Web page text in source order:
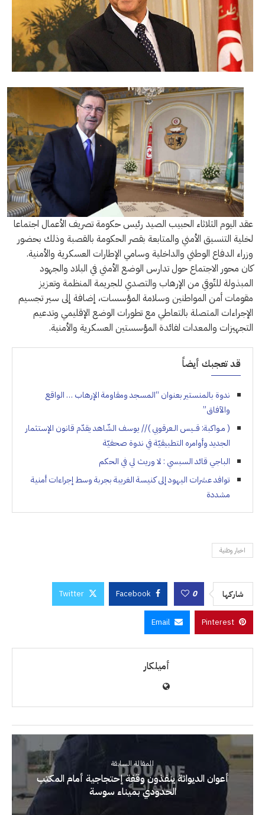
عقد اليوم الثلاثاء الحبيب الصيد رئيس حكومة تصريف الأعمال اجتماعا
لخلية التنسيق الأمني والمتابعة بقصر الحكومة بالقصبة وذلك بحضور
وزراء الدفاع الوطني والداخلية وسامي الإطارات العسكرية والأمنية.
كان محور الاجتماع حول تدارس الوضع الأمني في البلاد والجهود
المبذولة للتّوقي من الإرهاب والتصدي للجريمة المنظمة وتعزيز
مقومات أمن المواطنين وسلامة المؤسسات، إضافة إلى سير تجسيم
الإجراءات المتصلة بالتعاطي مع تطورات الوضع الإقليمي وتدعيم
التجهيزات والمعدات لفائدة المؤسستين العسكرية والأمنية.
قد تعجبك أيضاً
ندوة بالمنستير بعنوان “المسجد ومقاومة الإرهاب … الواقع
والآفاق”
( مـواكبة: قــيس الـعرقوبي ) // يوسف الشّاهد يقدّم قانون الإستثمار
الجديد وأوامره التطبيقيّة في ندوة صحفيّة
الباجي قائد السبسي : لا وريث لي في الحكم
توافد عشرات اليهود إلى كنيسة الغريبة بجربة وسط إجراءات أمنية
مشددة
اخبار وطنية
شاركها 0
Facebook
Twitter
Pinterest
Email
أميلكار
المقالة السابقة
أعوان الديوانة ينفذون وقفة إحتجاجية أمام المكتب
الحدودي بميناء سوسة